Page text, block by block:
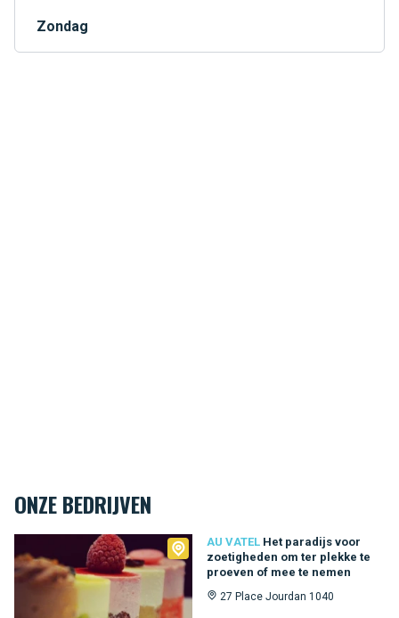
Zondag
ONZE BEDRIJVEN
AU VATEL Het paradijs voor
zoetigheden om ter plekke te
proeven of mee te nemen
27 Place Jourdan 1040